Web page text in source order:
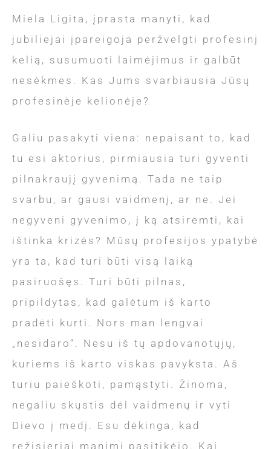
Miela Ligita, įprasta manyti, kad
jubiliejai įpareigoja peržvelgti profesinį
kelią, susumuoti laimėjimus ir galbūt
nesėkmes. Kas Jums svarbiausia Jūsų
profesinėje kelionėje?
Galiu pasakyti viena: nepaisant to, kad
tu esi aktorius, pirmiausia turi gyventi
pilnakraujį gyvenimą. Tada ne taip
svarbu, ar gausi vaidmenį, ar ne. Jei
negyveni gyvenimo, į ką atsiremti, kai
ištinka krizės? Mūsų profesijos ypatybė
yra ta, kad turi būti visą laiką
pasiruošęs. Turi būti pilnas,
pripildytas, kad galėtum iš karto
pradėti kurti. Nors man lengvai
„nesidaro“. Nesu iš tų apdovanotųjų,
kuriems iš karto viskas pavyksta. Aš
turiu paieškoti, pamąstyti. Žinoma,
negaliu skųstis dėl vaidmenų ir vyti
Dievo į medį. Esu dėkinga, kad
režisieriai manimi pasitikėjo. Kai